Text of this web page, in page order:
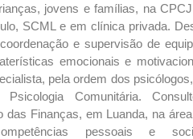
jovens e famílias, na
SCML e em clínica privada.
e supervisão de
emocionais e
pela ordem dos
Comunitária.
das Finanças, em Luanda, na
pessoais e